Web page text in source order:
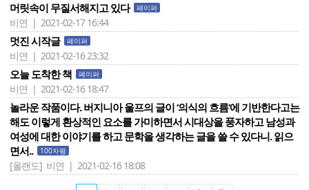
머릿속이 무질서해지고 있다 페이퍼
비연 | 2021-02-17 16:44
멋진 시작글 페이퍼
비연 | 2021-02-16 23:32
오늘 도착한 책 페이퍼
비연 | 2021-02-16 18:47
놀라운 작품이다. 버지니아 울프의 글이 ‘의식의 흐름‘에 기반한다고는
해도 이렇게 환상적인 요소를 가미하면서 시대상을 풍자하고 남성과
여성에 대한 이야기를 하고 문학을 생각하는 글을 쓸 수 있다니. 읽으
면서..
100자평
[올랜도] 비연 | 2021-02-16 18:08